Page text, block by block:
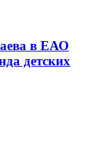
в ЕАО
детских